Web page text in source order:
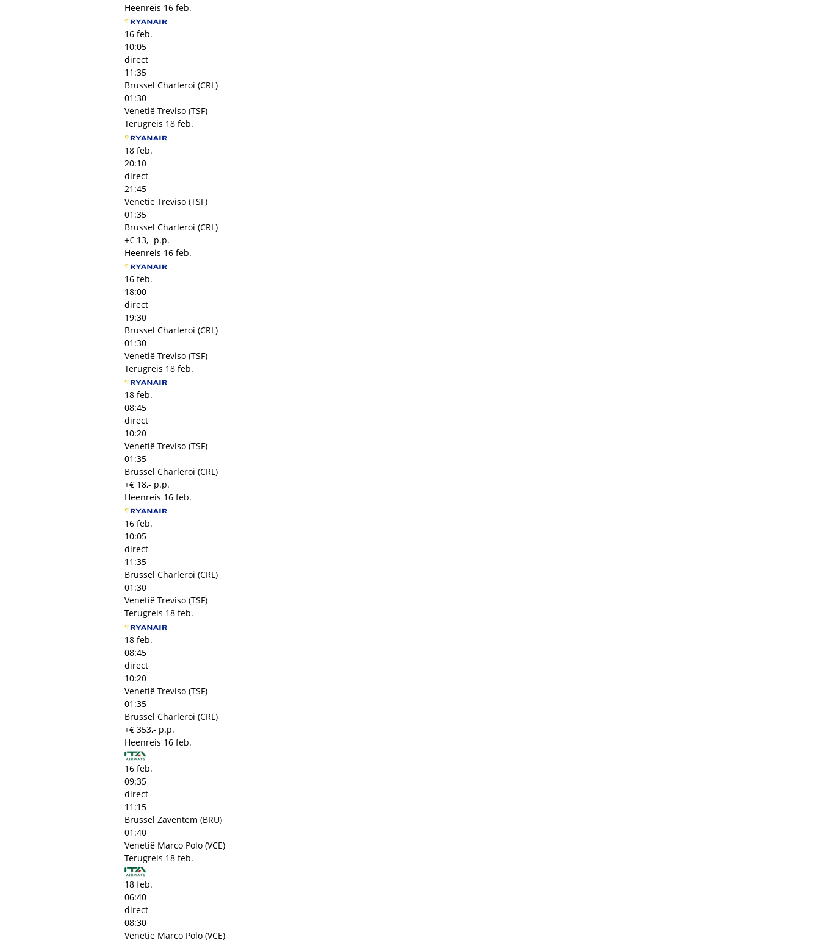
Heenreis 16 feb.
16 feb.
10:05
direct
11:35
Brussel Charleroi (CRL)
01:30
Venetië Treviso (TSF)
Terugreis 18 feb.
18 feb.
20:10
direct
21:45
Venetië Treviso (TSF)
01:35
Brussel Charleroi (CRL)
+€ 13,- p.p.
Heenreis 16 feb.
16 feb.
18:00
direct
19:30
Brussel Charleroi (CRL)
01:30
Venetië Treviso (TSF)
Terugreis 18 feb.
18 feb.
08:45
direct
10:20
Venetië Treviso (TSF)
01:35
Brussel Charleroi (CRL)
+€ 18,- p.p.
Heenreis 16 feb.
16 feb.
10:05
direct
11:35
Brussel Charleroi (CRL)
01:30
Venetië Treviso (TSF)
Terugreis 18 feb.
18 feb.
08:45
direct
10:20
Venetië Treviso (TSF)
01:35
Brussel Charleroi (CRL)
+€ 353,- p.p.
Heenreis 16 feb.
16 feb.
09:35
direct
11:15
Brussel Zaventem (BRU)
01:40
Venetië Marco Polo (VCE)
Terugreis 18 feb.
18 feb.
06:40
direct
08:30
Venetië Marco Polo (VCE)